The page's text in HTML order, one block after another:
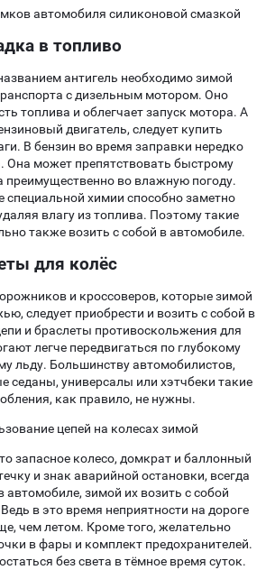
в топливо
антигель необходимо зимой
с дизельным мотором. Оно
топлива и облегчает запуск мотора. А
двигатель, следует купить
В бензин во время заправки нередко
Она может препятствовать быстрому
преимущественно во влажную погоду.
специальной химии способно заметно
влагу из топлива. Поэтому такие
также возить с собой в автомобиле.
для колёс
и кроссоверов, которые зимой
следует приобрести и возить с собой в
и браслеты противоскольжения для
легче передвигаться по глубокому
льду. Большинству автомобилистов,
универсалы или хэтчбеки такие
как правило, не нужны.
запасное колесо, домкрат и баллонный
и знак аварийной остановки, всегда
автомобиле, зимой их возить с собой
в это время неприятности на дороге
чем летом. Кроме того, желательно
в фары и комплект предохранителей.
без света в тёмное время суток.